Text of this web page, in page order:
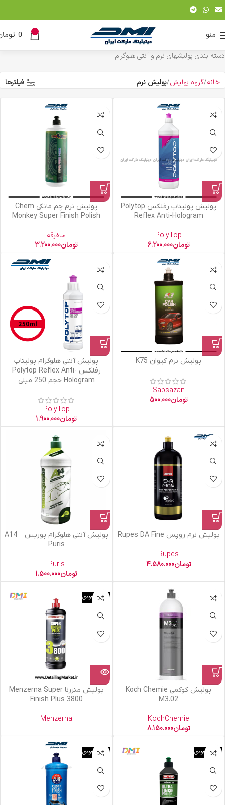
منو 0
0
دسته بندی پولیشهای نرم و آنتی هلوگرام
خانه گروه پولیش پولیش نرم فیلترها
پولیش پولیتاپ رفلکس Polytop
Reflex Anti-Hologram
PolyTop
تومان6.200.000
پولیش نرم چم مانکی Chem
Monkey Super Finish Polish
متفرقه
تومان3.200.000
پولیش نرم کیوان K75
Sabsazan
تومان500.000
پولیش آنتی هلوگرام پولیتاپ
رفلکس Polytop Reflex Anti-
Hologram حجم 250 میلی
PolyTop
تومان1.900.000
پولیش نرم روپس Rupes DA Fine
Rupes
تومان4.580.000
پولیش آنتی هلوگرام پوریس A14 –
Puris
Puris
تومان1.500.000
پولیش کوکمی Koch Chemie
M3.02
KochChemie
تومان8.150.000
اتمام موجودی
پولیش منزرنا Menzerna Super
Finish Plus 3800
Menzerna
اتمام موجودی اتمام موجودی